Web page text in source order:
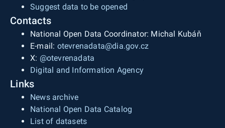
Suggest data to be opened
Contacts
National Open Data Coordinator: Michal Kubáň
E-mail: otevrenadata@dia.gov.cz
X: @otevrenadata
Digital and Information Agency
Links
News archive
National Open Data Catalog
List of datasets